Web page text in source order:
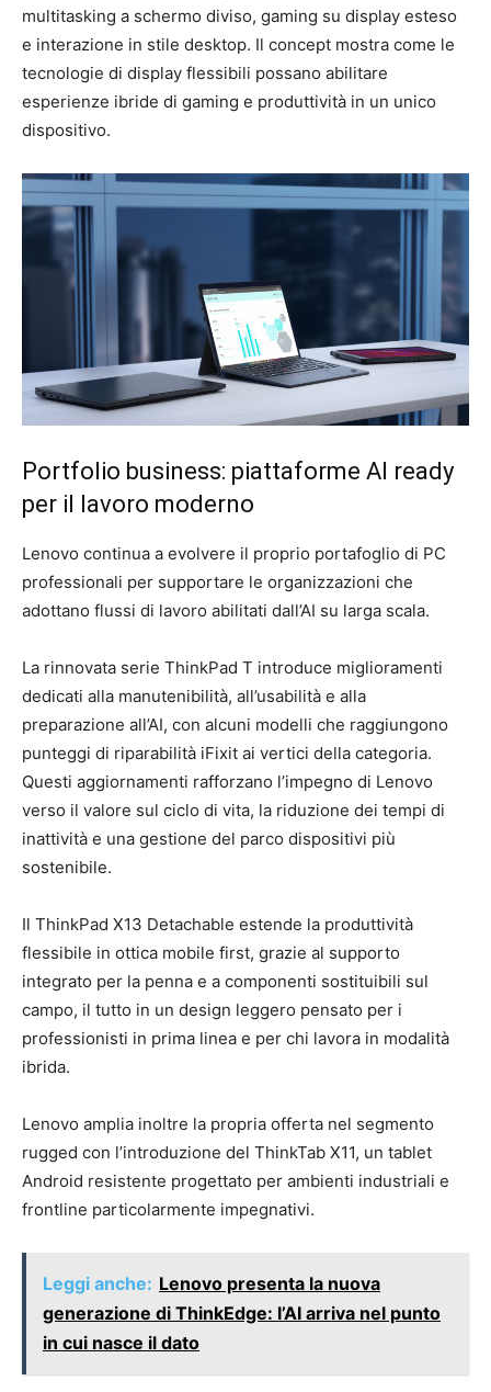
multitasking a schermo diviso, gaming su display esteso
e interazione in stile desktop. Il concept mostra come le
tecnologie di display flessibili possano abilitare
esperienze ibride di gaming e produttività in un unico
dispositivo.
Portfolio business: piattaforme AI ready
per il lavoro moderno
Lenovo continua a evolvere il proprio portafoglio di PC
professionali per supportare le organizzazioni che
adottano flussi di lavoro abilitati dall’AI su larga scala.
La rinnovata serie ThinkPad T introduce miglioramenti
dedicati alla manutenibilità, all’usabilità e alla
preparazione all’AI, con alcuni modelli che raggiungono
punteggi di riparabilità iFixit ai vertici della categoria.
Questi aggiornamenti rafforzano l’impegno di Lenovo
verso il valore sul ciclo di vita, la riduzione dei tempi di
inattività e una gestione del parco dispositivi più
sostenibile.
Il ThinkPad X13 Detachable estende la produttività
flessibile in ottica mobile first, grazie al supporto
integrato per la penna e a componenti sostituibili sul
campo, il tutto in un design leggero pensato per i
professionisti in prima linea e per chi lavora in modalità
ibrida.
Lenovo amplia inoltre la propria offerta nel segmento
rugged con l’introduzione del ThinkTab X11, un tablet
Android resistente progettato per ambienti industriali e
frontline particolarmente impegnativi.
Leggi anche: Lenovo presenta la nuova
generazione di ThinkEdge: l’AI arriva nel punto
in cui nasce il dato